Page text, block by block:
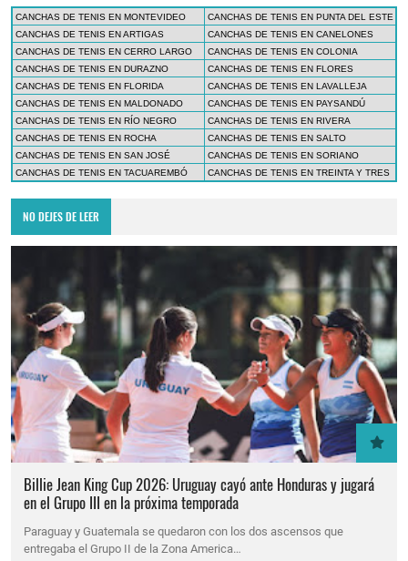
CANCHAS DE TENIS EN MONTEVIDEO
CANCHAS DE TENIS EN PUNTA DEL ESTE
CANCHAS DE TENIS EN ARTIGAS
CANCHAS DE TENIS EN CANELONES
CANCHAS DE TENIS EN CERRO LARGO
CANCHAS DE TENIS EN COLONIA
CANCHAS DE TENIS EN DURAZNO
CANCHAS DE TENIS EN FLORES
CANCHAS DE TENIS EN FLORIDA
CANCHAS DE TENIS EN LAVALLEJA
CANCHAS DE TENIS EN MALDONADO
CANCHAS DE TENIS EN PAYSANDÚ
CANCHAS DE TENIS EN RÍO NEGRO
CANCHAS DE TENIS EN RIVERA
CANCHAS DE TENIS EN ROCHA
CANCHAS DE TENIS EN SALTO
CANCHAS DE TENIS EN SAN JOSÉ
CANCHAS DE TENIS EN SORIANO
CANCHAS DE TENIS EN TACUAREMBÓ
CANCHAS DE TENIS EN TREINTA Y TRES
NO DEJES DE LEER
Billie Jean King Cup 2026: Uruguay cayó ante Honduras y jugará
en el Grupo III en la próxima temporada
Paraguay y Guatemala se quedaron con los dos ascensos que
entregaba el Grupo II de la Zona America…